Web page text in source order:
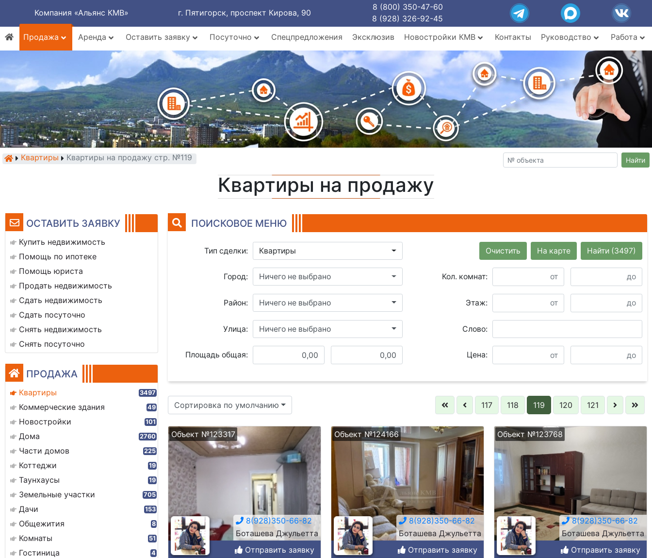
Компания «Альянс КМВ» г. Пятигорск, проспект Кирова, 90
8 (800) 350-47-60
8 (928) 326-92-45
Продажа
Аренда Оставить заявку Посуточно Спецпредложения Эксклюзив Новостройки КМВ Контакты Руководство Работа
Квартиры Квартиры на продажу стр. №119 Найти
Квартиры на продажу
ОСТАВИТЬ ЗАЯВКУ
Купить недвижимость
Помощь по ипотеке
Помощь юриста
Продать недвижимость
Сдать недвижимость
Сдать посуточно
Снять недвижимость
Снять посуточно
ПРОДАЖА
Квартиры 3497
Коммерческие здания 49
Новостройки 101
Дома 2760
Части домов 225
Коттеджи 19
Таунхаусы 19
Земельные участки 705
Дачи 153
Общежития 8
Комнаты 51
Гостиница 4
ПОИСКОВОЕ МЕНЮ
Тип сделки: Квартиры Найти (3497)
На карте
Очистить
Город: Ничего не выбрано Кол. комнат:
Район: Ничего не выбрано Этаж:
Улица: Ничего не выбрано Слово:
Площадь общая: Цена:
Сортировка по умолчанию 117 118 119 120 121
Объект №123317
8(928)350-66-82
Боташева Джульетта
Отправить заявку
Объект №124166
8(928)350-66-82
Боташева Джульетта
Отправить заявку
Объект №123768
8(928)350-66-82
Боташева Джульетта
Отправить заявку